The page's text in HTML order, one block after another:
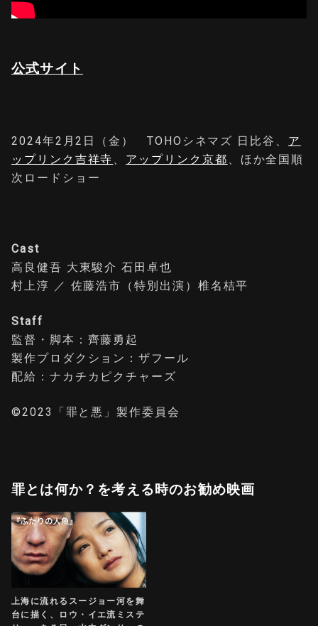
公式サイト
2024年2月2日（金） TOHOシネマズ 日比谷、 ア
ップリンク吉祥寺 、 アップリンク京都 、ほか全国順
次ロードショー
Cast
高良健吾 大東駿介 石田卓也
村上淳 ／ 佐藤浩市（特別出演）椎名桔平
Staff
監督・脚本：齊藤勇起
製作プロダクション：ザフール
配給：ナカチカピクチャーズ
©2023「罪と悪」製作委員会
罪とは何か？を考える時のお勧め映画
上海に流れるスージョー河を舞
台に描く、ロウ・イエ流ミステ